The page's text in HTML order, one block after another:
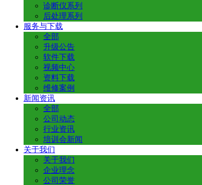
诊断仪系列
后处理系列
服务与下载
全部
升级公告
软件下载
视频中心
资料下载
维修案例
新闻资讯
全部
公司动态
行业资讯
培训会新闻
关于我们
关于我们
企业理念
公司荣誉